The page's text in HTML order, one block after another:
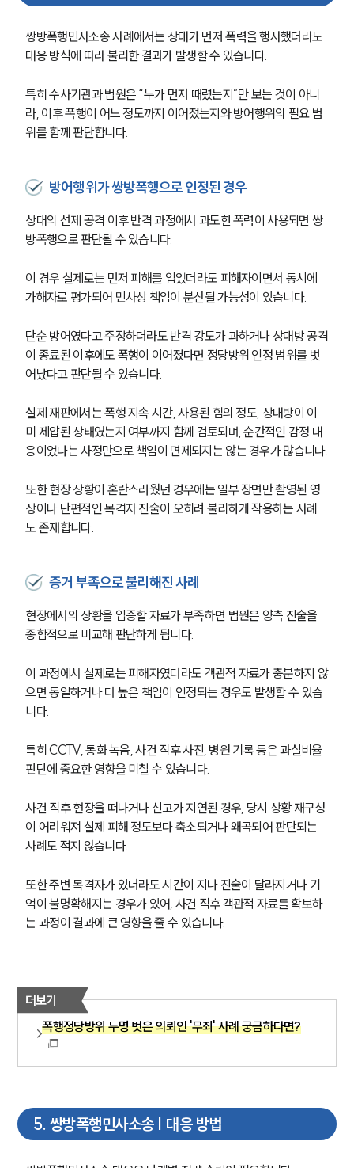
그룹소개
그룹소개
대륜의 강점
AI대륜
형사 법률정보
법률지식인
형사소송·상담후기
쌍방폭행민사소송 사례에서는 상대가 먼저 폭력을 행사했더라도
대응 방식에 따라 불리한 결과가 발생할 수 있습니다.
특히 수사기관과 법원은 “누가 먼저 때렸는지”만 보는 것이 아니
라, 이후 폭행이 어느 정도까지 이어졌는지와 방어행위의 필요 범
위를 함께 판단합니다.
방어행위가 쌍방폭행으로 인정된 경우
상대의 선제 공격 이후 반격 과정에서 과도한 폭력이 사용되면 쌍
방폭행으로 판단될 수 있습니다.
이 경우 실제로는 먼저 피해를 입었더라도 피해자이면서 동시에
가해자로 평가되어 민사상 책임이 분산될 가능성이 있습니다.
단순 방어였다고 주장하더라도 반격 강도가 과하거나 상대방 공격
이 종료된 이후에도 폭행이 이어졌다면 정당방위 인정 범위를 벗
어났다고 판단될 수 있습니다.
실제 재판에서는 폭행 지속 시간, 사용된 힘의 정도, 상대방이 이
미 제압된 상태였는지 여부까지 함께 검토되며, 순간적인 감정 대
응이었다는 사정만으로 책임이 면제되지는 않는 경우가 많습니다.
또한 현장 상황이 혼란스러웠던 경우에는 일부 장면만 촬영된 영
상이나 단편적인 목격자 진술이 오히려 불리하게 작용하는 사례
도 존재합니다.
증거 부족으로 불리해진 사례
현장에서의 상황을 입증할 자료가 부족하면 법원은 양측 진술을
종합적으로 비교해 판단하게 됩니다.
이 과정에서 실제로는 피해자였더라도 객관적 자료가 충분하지 않
으면 동일하거나 더 높은 책임이 인정되는 경우도 발생할 수 있습
니다.
특히 CCTV, 통화 녹음, 사건 직후 사진, 병원 기록 등은 과실비율
판단에 중요한 영향을 미칠 수 있습니다.
사건 직후 현장을 떠나거나 신고가 지연된 경우, 당시 상황 재구성
이 어려워져 실제 피해 정도보다 축소되거나 왜곡되어 판단되는
사례도 적지 않습니다.
또한 주변 목격자가 있더라도 시간이 지나 진술이 달라지거나 기
억이 불명확해지는 경우가 있어, 사건 직후 객관적 자료를 확보하
는 과정이 결과에 큰 영향을 줄 수 있습니다.
더보기
폭행정당방위 누명 벗은 의뢰인 '무죄' 사례 궁금하다면?
5. 쌍방폭행민사소송 | 대응 방법